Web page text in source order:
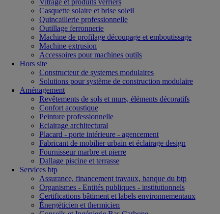
Vitrage et produits verriers
Casquette solaire et brise soleil
Quincaillerie professionnelle
Outillage ferronnerie
Machine de profilage découpage et emboutissage
Machine extrusion
Accessoires pour machines outils
Hors site
Constructeur de systemes modulaires
Solutions pour système de construction modulaire
Aménagement
Revêtements de sols et murs, éléments décoratifs
Confort acoustique
Peinture professionnelle
Eclairage architectural
Placard - porte intérieure - agencement
Fabricant de mobilier urbain et éclairage design
Fournisseur marbre et pierre
Dallage piscine et terrasse
Services btp
Assurance, financement travaux, banque du btp
Organismes - Entités publiques - institutionnels
Certifications bâtiment et labels environnementaux
Énergéticien et thermicien